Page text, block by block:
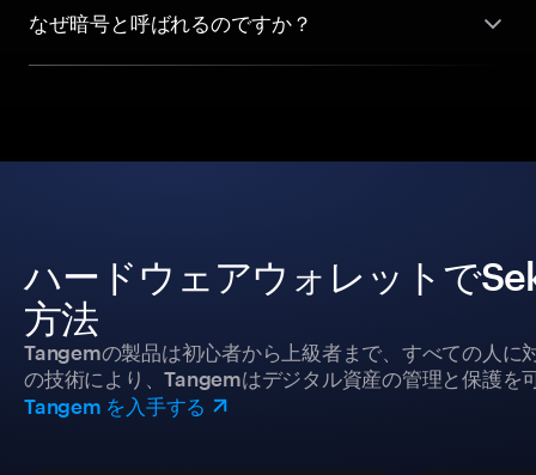
なぜ暗号と呼ばれるのですか？
ハードウェアウォレットで
方法
Tangemの製品は初心者から上級者まで、すべての人に
の技術により、Tangemはデジタル資産の管理と保護を
Tangem を入手する